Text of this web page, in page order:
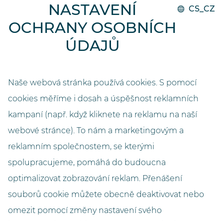
Kapacita
Délka (metry)
5,26
Šířka (metry)
Výška (metry)
2,95
NASTAVENÍ
OCHRANY OSOBNÍCH
ÚDAJŮ
CS_CZ
Naše webová stránka používá cookies. S pomocí
cookies měříme i dosah a úspěšnost reklamních
kampaní (např. když kliknete na reklamu na naší
webové stránce). To nám a marketingovým a
reklamním společnostem, se kterými
spolupracujeme, pomáhá do budoucna
optimalizovat zobrazování reklam. Přenášení
souborů cookie můžete obecně deaktivovat nebo
omezit pomocí změny nastavení svého